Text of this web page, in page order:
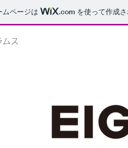
ムページは .com を使って作成
ス